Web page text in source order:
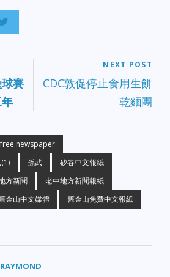
賽
NEXT POST
CDC敦促停止食用生餅
乾麵團
free newspaper
孫武
矽谷中文報紙
方新聞
老中地方新聞報紙
金山中文媒體
舊金山免費中文報紙
RAYMOND